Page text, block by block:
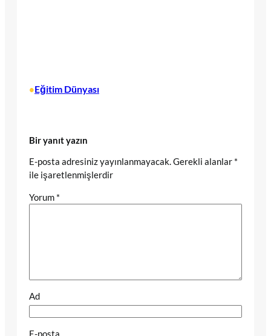
•Eğitim Dünyası
Bir yanıt yazın
E-posta adresiniz yayınlanmayacak.Gerekli alanlar *
ile işaretlenmişlerdir
Yorum *
Ad
E-posta